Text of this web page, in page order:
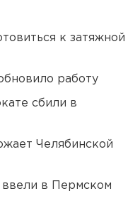
к затяжной
работу
сбили в
Челябинской
в Пермском